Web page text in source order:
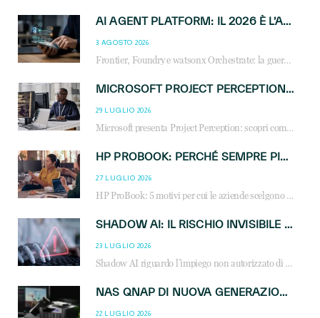
AI AGENT PLATFORM: IL 2026 È L’ANNO DEL «SISTEMA OPERATIVO» PER GLI AGENTI AZIENDALI
3 AGOSTO 2026
Frontier, Foundry e watsonx Orchestrate: la guerra delle piattaforme AI agent ridisegna il mercato IT. Cosa cambia per reseller, MSP e system integrator.
MICROSOFT PROJECT PERCEPTION: COME GLI AGENTI AI CAMBIERANNO SOC, CYBERSECURITY E SERVIZI MSP
29 LUGLIO 2026
Microsoft presenta Project Perception: scopri come gli agenti AI possono trasformare cybersecurity, SOC e servizi gestiti degli MSP.
HP PROBOOK: PERCHÉ SEMPRE PIÙ AZIENDE SCELGONO NOTEBOOK PROGETTATI PER IL LAVORO MODERNO
27 LUGLIO 2026
HP ProBook: 5 motivi per cui le aziende scelgono i notebook business HP per migliorare produttività, sicurezza e gestione dell’AI.
SHADOW AI: IL RISCHIO INVISIBILE CHE LE AZIENDE POSSONO GOVERNARE
23 LUGLIO 2026
Shadow AI riguardo l’impiego non autorizzato di sistemi AI all’interno dell’azienda. E’ una pratica che si diffonde a partire dai dipendenti fino ai dirigenti e mette a repentaglio la cybersecurity, con costi più elevati per le organizzazioni. Due recenti report illustrano il fenomeno e forniscono dati in merito
NAS QNAP DI NUOVA GENERAZIONE: PIÙ PRESTAZIONI, SCALABILITÀ E PROTEZIONE DEI DATI PER LE INFRASTRUTTURE IT MODERNE
22 LUGLIO 2026